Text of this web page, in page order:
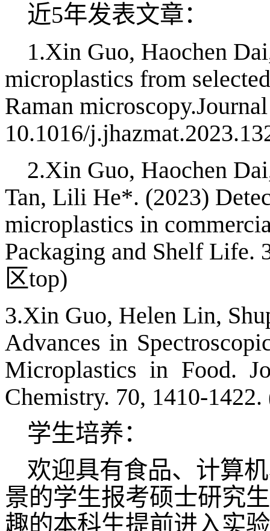
近5年发表文章：
1.Xin Guo, Haochen
microplastics from
Raman microscopy.Journal
10.1016/
2.Xin Guo, Haochen
Tan, Lili He*. (2023)
microplastics in
Packaging and Shelf
区top)
3.Xin Guo, Helen Lin,
Advances in
Microplastics in Food.
Chemistry. 70, 1410-
学生培养：
欢迎具有食品、计算
景的学生报考硕士研究
趣的本科生提前进入实